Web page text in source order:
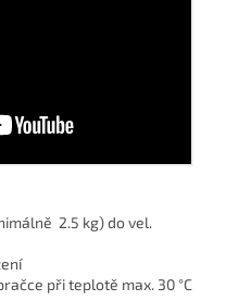
2.5 kg) do vel.
při teplotě max. 30 °C